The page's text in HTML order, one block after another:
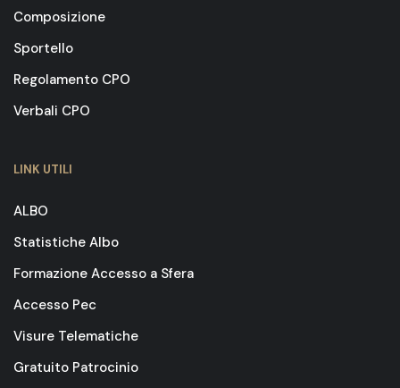
Composizione
Sportello
Regolamento CPO
Verbali CPO
LINK UTILI
ALBO
Statistiche Albo
Formazione Accesso a Sfera
Accesso Pec
Visure Telematiche
Gratuito Patrocinio